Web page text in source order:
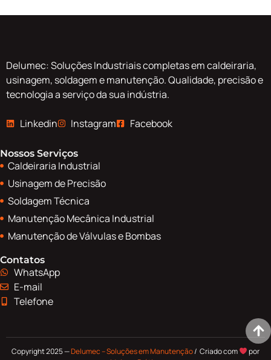
Delumec: Soluções Industriais completas em caldeiraria,
usinagem, soldagem e manutenção. Qualidade, precisão e
tecnologia a serviço da sua indústria.
Linkedin Instagram Facebook
Nossos Serviços
Caldeiraria Industrial
Usinagem de Precisão
Soldagem Técnica
Manutenção Mecânica Industrial
Manutenção de Válvulas e Bombas
Contatos
WhatsApp
E-mail
Telefone
Copyright 2025 —Delumec – Soluções em Manutenção/ Criado com
por